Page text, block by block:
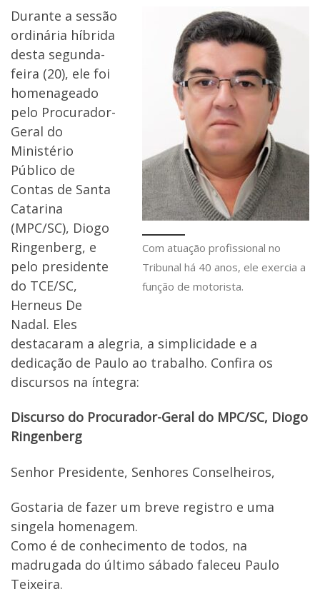
Com atuação profissional no
Tribunal há 40 anos, ele exercia a
função de motorista.
Durante a sessão
ordinária híbrida
desta segunda-
feira (20), ele foi
homenageado
pelo Procurador-
Geral do
Ministério
Público de
Contas de Santa
Catarina
(MPC/SC), Diogo
Ringenberg, e
pelo presidente
do TCE/SC,
Herneus De
Nadal. Eles
destacaram a alegria, a simplicidade e a
dedicação de Paulo ao trabalho. Confira os
discursos na íntegra:
Discurso do Procurador-Geral do MPC/SC, Diogo
Ringenberg
Senhor Presidente, Senhores Conselheiros,
Gostaria de fazer um breve registro e uma
singela homenagem.
Como é de conhecimento de todos, na
madrugada do último sábado faleceu Paulo
Teixeira.